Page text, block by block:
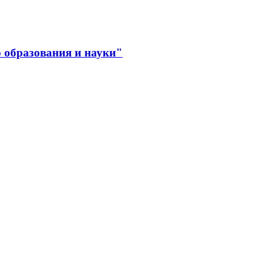
и науки"